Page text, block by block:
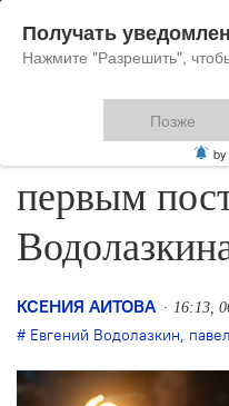
первым
КСЕНИЯ АИТОВА 16:13,
Евгений Водолазкин,
Получать
Нажмите "Разрешить",
Позже